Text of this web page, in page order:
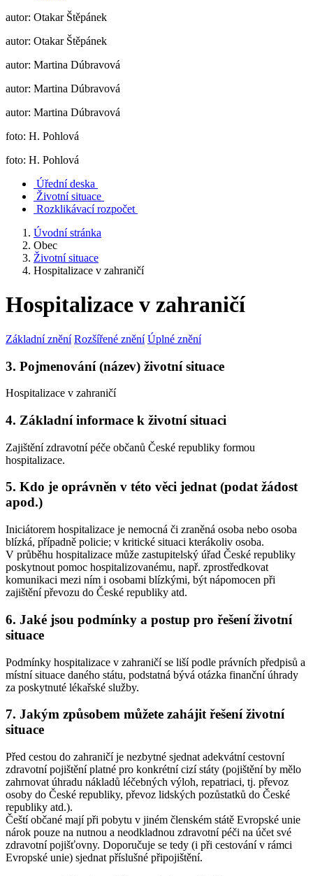
autor: Otakar Štěpánek
autor: Otakar Štěpánek
autor: Martina Dúbravová
autor: Martina Dúbravová
autor: Martina Dúbravová
foto: H. Pohlová
foto: H. Pohlová
Úřední deska
Životní situace
Rozklikávací rozpočet
Úvodní stránka
Obec
Životní situace
Hospitalizace v zahraničí
Hospitalizace v zahraničí
Základní znění Rozšířené znění Úplné znění
3. Pojmenování (název) životní situace
Hospitalizace v zahraničí
4. Základní informace k životní situaci
Zajištění zdravotní péče občanů České republiky formou
hospitalizace.
5. Kdo je oprávněn v této věci jednat (podat žádost
apod.)
Iniciátorem hospitalizace je nemocná či zraněná osoba nebo osoba
blízká, případně policie; v kritické situaci kterákoliv osoba.
V průběhu hospitalizace může zastupitelský úřad České republiky
poskytnout pomoc hospitalizovanému, např. zprostředkovat
komunikaci mezi ním i osobami blízkými, být nápomocen při
zajištění převozu do České republiky atd.
6. Jaké jsou podmínky a postup pro řešení životní
situace
Podmínky hospitalizace v zahraničí se liší podle právních předpisů a
místní situace daného státu, podstatná bývá otázka finanční úhrady
za poskytnuté lékařské služby.
7. Jakým způsobem můžete zahájit řešení životní
situace
Před cestou do zahraničí je nezbytné sjednat adekvátní cestovní
zdravotní pojištění platné pro konkrétní cizí státy (pojištění by mělo
zahrnovat úhradu nákladů léčebných výloh, repatriaci, tj. převoz
osoby do České republiky, převoz lidských pozůstatků do České
republiky atd.).
Čeští občané mají při pobytu v jiném členském státě Evropské unie
nárok pouze na nutnou a neodkladnou zdravotní péči na účet své
zdravotní pojišťovny. Doporučuje se tedy (i při cestování v rámci
Evropské unie) sjednat příslušné připojištění.